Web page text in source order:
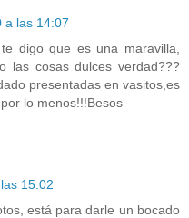
a las 14:07
digo que es una maravilla,
las cosas dulces verdad???
presentadas en vasitos,es
lo menos!!!Besos
15:02
está para darle un bocado